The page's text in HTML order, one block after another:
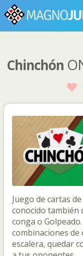
RANKINGS
AYUDA
PASAPORTE
JUGAR
Idioma del
Chinchón
Juego de cartas
conocido también
conga o
combinaciones de
escalera, quedar